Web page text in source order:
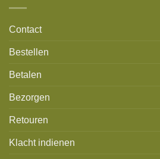
Contact
Bestellen
Betalen
Bezorgen
Retouren
Klacht indienen